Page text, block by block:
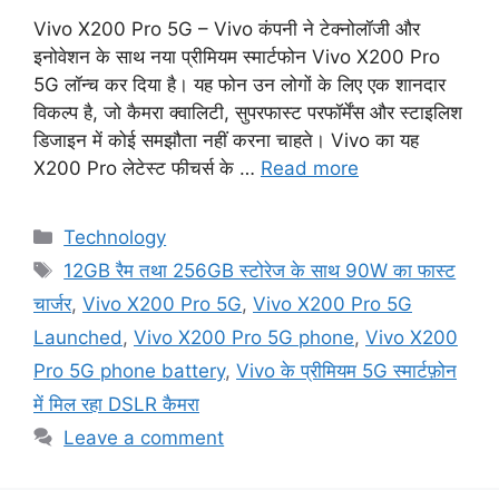
Vivo X200 Pro 5G – Vivo कंपनी ने टेक्नोलॉजी और
इनोवेशन के साथ नया प्रीमियम स्मार्टफोन Vivo X200 Pro
5G लॉन्च कर दिया है। यह फोन उन लोगों के लिए एक शानदार
विकल्प है, जो कैमरा क्वालिटी, सुपरफास्ट परफॉर्मेंस और स्टाइलिश
डिजाइन में कोई समझौता नहीं करना चाहते। Vivo का यह
X200 Pro लेटेस्ट फीचर्स के … Read more
Categories
Technology
Tags
12GB रैम तथा 256GB स्टोरेज के साथ 90W का फास्ट
चार्जर, Vivo X200 Pro 5G, Vivo X200 Pro 5G
Launched , Vivo X200 Pro 5G phone, Vivo X200
Pro 5G phone battery, Vivo के प्रीमियम 5G स्मार्टफ़ोन
में मिल रहा DSLR कैमरा
Leave a comment